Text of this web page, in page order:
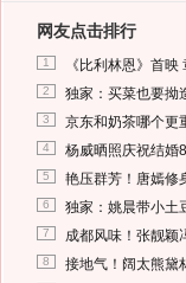
网友点击排行
1 《比利林恩》首
2 独家：买菜也要拗
3 京东和奶茶哪个更
4 杨威晒照庆祝结婚
5 艳压群芳！唐嫣修
6 独家：姚晨带小土
7 成都风味！张靓颖
8 接地气！阔太熊黛